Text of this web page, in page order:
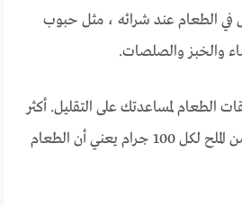
في الطعام عند شرائه ، مثل حبوب
والخبز والصلصات.
الطعام لمساعدتك على التقليل. أكثر
من 1.5 جرام من الملح لكل 100 جرام يعني أن الطعام